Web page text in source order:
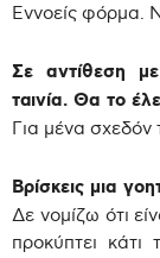
Εννοείς φόρμα.
Σε αντίθεση
ταινία. Θα το
Για μένα σχεδόν
Βρίσκεις μια
Δε νομίζω ότι
προκύπτει κάτι